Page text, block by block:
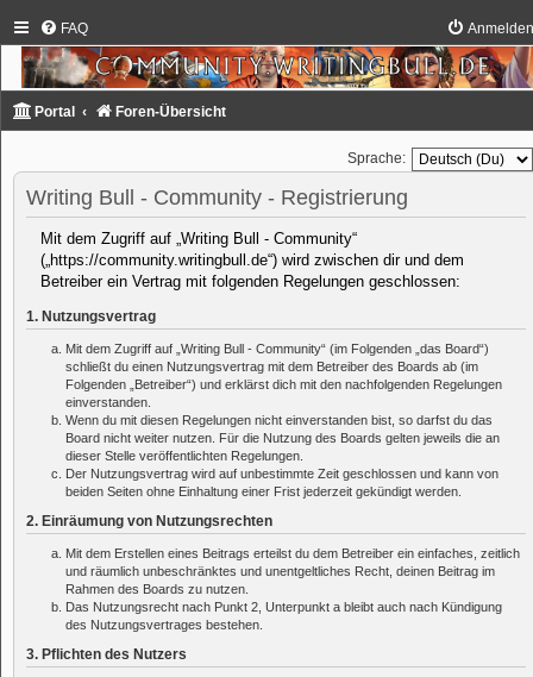
FAQ
Portal Foren-Übersicht
Sprache:
Writing Bull - Community - Registrierung
Mit dem Zugriff auf „Writing Bull - Community“
(„https://community.writingbull.de“) wird zwischen dir und dem
Betreiber ein Vertrag mit folgenden Regelungen geschlossen:
1. Nutzungsvertrag
Mit dem Zugriff auf „Writing Bull - Community“ (im Folgenden „das Board“)
schließt du einen Nutzungsvertrag mit dem Betreiber des Boards ab (im
Folgenden „Betreiber“) und erklärst dich mit den nachfolgenden Regelungen
einverstanden.
Wenn du mit diesen Regelungen nicht einverstanden bist, so darfst du das
Board nicht weiter nutzen. Für die Nutzung des Boards gelten jeweils die an
dieser Stelle veröffentlichten Regelungen.
Der Nutzungsvertrag wird auf unbestimmte Zeit geschlossen und kann von
beiden Seiten ohne Einhaltung einer Frist jederzeit gekündigt werden.
2. Einräumung von Nutzungsrechten
Mit dem Erstellen eines Beitrags erteilst du dem Betreiber ein einfaches, zeitlich
und räumlich unbeschränktes und unentgeltliches Recht, deinen Beitrag im
Rahmen des Boards zu nutzen.
Das Nutzungsrecht nach Punkt 2, Unterpunkt a bleibt auch nach Kündigung
des Nutzungsvertrages bestehen.
3. Pflichten des Nutzers